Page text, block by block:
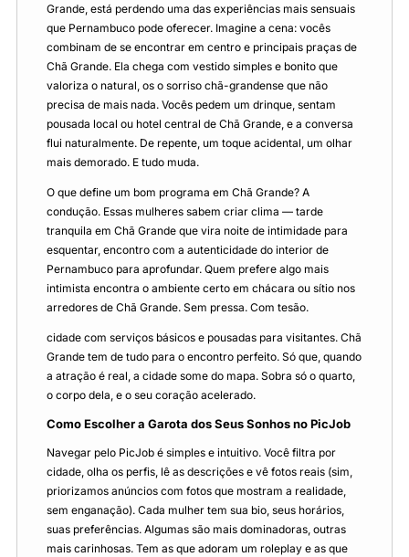
Grande, está perdendo uma das experiências mais sensuais
que Pernambuco pode oferecer. Imagine a cena: vocês
combinam de se encontrar em centro e principais praças de
Chã Grande. Ela chega com vestido simples e bonito que
valoriza o natural, os o sorriso chã-grandense que não
precisa de mais nada. Vocês pedem um drinque, sentam
pousada local ou hotel central de Chã Grande, e a conversa
flui naturalmente. De repente, um toque acidental, um olhar
mais demorado. E tudo muda.
O que define um bom programa em Chã Grande? A
condução. Essas mulheres sabem criar clima — tarde
tranquila em Chã Grande que vira noite de intimidade para
esquentar, encontro com a autenticidade do interior de
Pernambuco para aprofundar. Quem prefere algo mais
intimista encontra o ambiente certo em chácara ou sítio nos
arredores de Chã Grande. Sem pressa. Com tesão.
cidade com serviços básicos e pousadas para visitantes. Chã
Grande tem de tudo para o encontro perfeito. Só que, quando
a atração é real, a cidade some do mapa. Sobra só o quarto,
o corpo dela, e o seu coração acelerado.
Como Escolher a Garota dos Seus Sonhos no PicJob
Navegar pelo PicJob é simples e intuitivo. Você filtra por
cidade, olha os perfis, lê as descrições e vê fotos reais (sim,
priorizamos anúncios com fotos que mostram a realidade,
sem enganação). Cada mulher tem sua bio, seus horários,
suas preferências. Algumas são mais dominadoras, outras
mais carinhosas. Tem as que adoram um roleplay e as que